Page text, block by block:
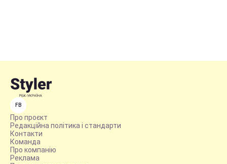
FB
Про проєкт
Редакційна політика і стандарти
Контакти
Команда
Про компанію
Реклама